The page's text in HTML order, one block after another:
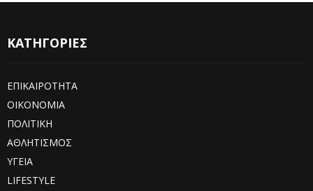
ΚΑΤΗΓΟΡΙΕΣ
ΕΠΙΚΑΙΡΟΤΗΤΑ
ΟΙΚΟΝΟΜΙΑ
ΠΟΛΙΤΙΚΗ
ΑΘΛΗΤΙΣΜΟΣ
ΥΓΕΙΑ
LIFESTYLE